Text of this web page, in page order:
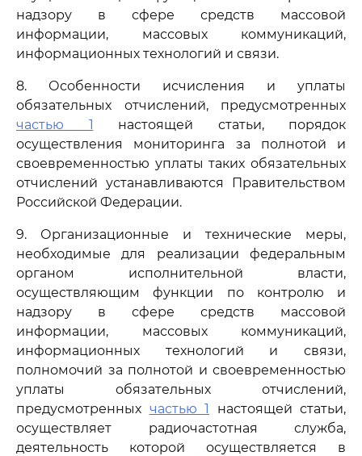
надзору в сфере средств массовой
информации, массовых коммуникаций,
информационных технологий и связи.
8. Особенности исчисления и уплаты
обязательных отчислений, предусмотренных
частью 1 настоящей статьи, порядок
осуществления мониторинга за полнотой и
своевременностью уплаты таких обязательных
отчислений устанавливаются Правительством
Российской Федерации.
9. Организационные и технические меры,
необходимые для реализации федеральным
органом исполнительной власти,
осуществляющим функции по контролю и
надзору в сфере средств массовой
информации, массовых коммуникаций,
информационных технологий и связи,
полномочий за полнотой и своевременностью
уплаты обязательных отчислений,
предусмотренных частью 1
настоящей статьи,
осуществляет радиочастотная служба,
деятельность которой осуществляется в